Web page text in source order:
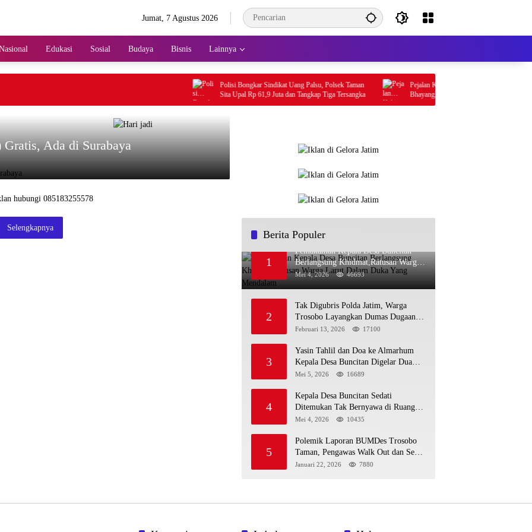
Jumat, 7 Agustus 2026
Edukasi Sosial Budaya Bisnis Lainnya
Polisi Bongkar Sindikat Uang Palsu, Polsek Taman
Sita Upal Rp 61,9 Juta dan Tangkap Tiga Tersangka
Pejalan Kaki Tertabrak Truk di Depan SD
Bhayangkari Porong, PNS Asal Pasuruan
Luka Serius
Ada di Surabaya
Selengkapnya
Berita Populer
1
Pemakaman Kepala Desa Buncitan
Berlangsung Khidmat,Ratusan Warga
Larut Dalam Duka Yang Mendalam
Mei 4, 2026 46693
2
Tak Digubris Polda Jatim, Warga
Trosobo Layangkan Dumas Dugaan
Korupsi Oknum DPRD Sidoarjo ke
Februari 13, 2026 17100
3
Yasin Tahlil dan Doa ke Almarhum
Kepala Desa Buncitan Digelar Dua
Lokasi
Mei 5, 2026 16689
4
Kepala Desa Buncitan Sedati
Ditemukan Tak Bernyawa di Ruang
Kerja, Dugaan Bunuh Diri Menguat
Mei 4, 2026 10435
5
Polemik Laporan BUMDes Trosobo
Taman, Pengawas Walk Out dan Sebut
Kejanggalan
Januari 22, 2026 7880